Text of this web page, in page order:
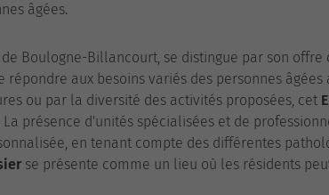
âgées.
Boulogne-Billancourt, se distingue par son offre
aux besoins variés des personnes âgées
ou par la diversité des activités proposées, cet
présence d'unités spécialisées et de
en tenant compte des différentes
se présente comme un lieu où les résidents